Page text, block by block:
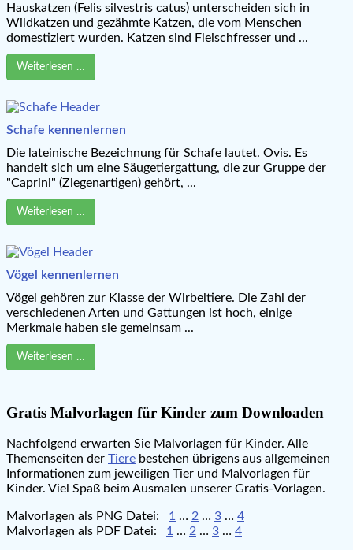
Hauskatzen (Felis silvestris catus) unterscheiden sich in
Wildkatzen und gezähmte Katzen, die vom Menschen
domestiziert wurden. Katzen sind Fleischfresser und ...
Weiterlesen …
Schafe kennenlernen
Die lateinische Bezeichnung für Schafe lautet. Ovis. Es
handelt sich um eine Säugetiergattung, die zur Gruppe der
"Caprini" (Ziegenartigen) gehört, ...
Weiterlesen …
Vögel kennenlernen
Vögel gehören zur Klasse der Wirbeltiere. Die Zahl der
verschiedenen Arten und Gattungen ist hoch, einige
Merkmale haben sie gemeinsam ...
Weiterlesen …
Gratis Malvorlagen für Kinder zum Downloaden
Nachfolgend erwarten Sie Malvorlagen für Kinder. Alle
Themenseiten der Tiere bestehen übrigens aus allgemeinen
Informationen zum jeweiligen Tier und Malvorlagen für
Kinder. Viel Spaß beim Ausmalen unserer Gratis-Vorlagen.
Malvorlagen als PNG Datei: 1 … 2 … 3 … 4
Malvorlagen als PDF Datei: 1 … 2 … 3 … 4